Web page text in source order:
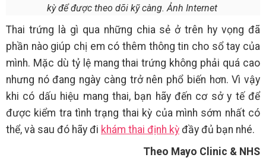
kỳ để được theo dõi kỹ càng. Ảnh Internet
Thai trứng là gì qua những chia sẻ ở trên hy vọng đã
phần nào giúp chị em có thêm thông tin cho sổ tay của
mình. Mặc dù tỷ lệ mang thai trứng không phải quá cao
nhưng nó đang ngày càng trở nên phổ biến hơn. Vì vậy
khi có dấu hiệu mang thai, bạn hãy đến cơ sở y tế để
được kiểm tra tình trạng thai kỳ của mình sớm nhất có
thể, và sau đó hãy đi khám thai định kỳ đầy đủ bạn nhé.
Theo Mayo Clinic & NHS